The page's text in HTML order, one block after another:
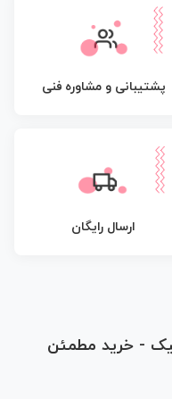
پشتیبانی و مشاوره فنی
ارسال رایگان
- خرید مطمئن